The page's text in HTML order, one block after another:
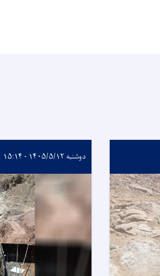
دوشنبه ۱۴۰۵/۵/۱۲ - ۱۵:۱۴